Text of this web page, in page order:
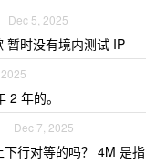
Dec 5, 2025
暂时没有境内测试 IP
2 年的。
Dec 7, 2025
行对等的吗？ 4M 是